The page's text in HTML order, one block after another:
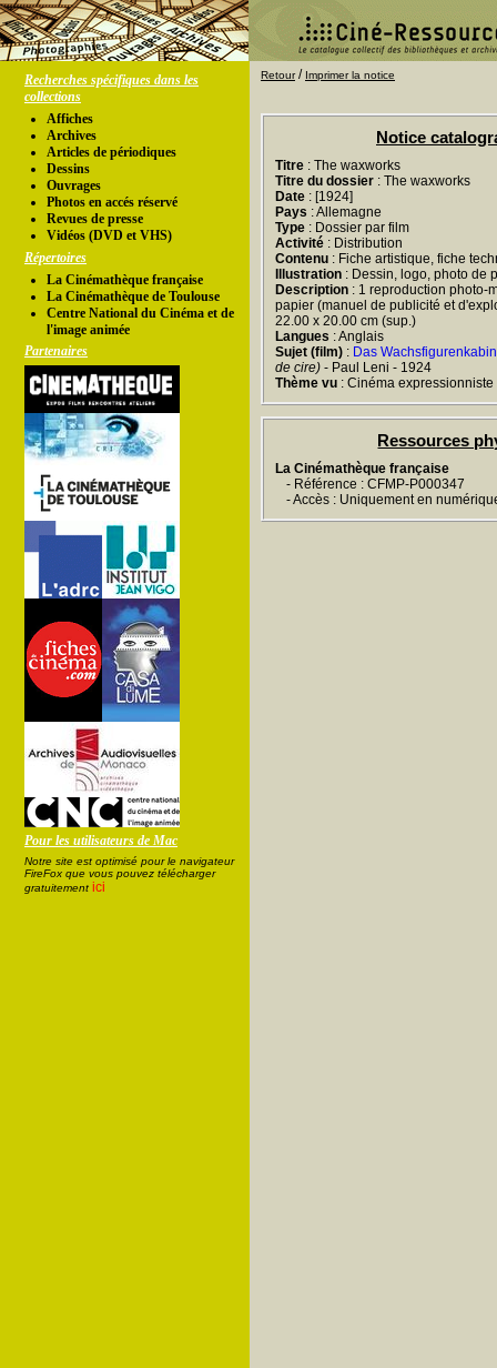
Recherches spécifiques dans les
collections
Affiches
Archives
Articles de périodiques
Dessins
Ouvrages
Photos en accés réservé
Revues de presse
Vidéos (DVD et VHS)
Répertoires
La Cinémathèque française
La Cinémathèque de Toulouse
Centre National du Cinéma et de
l'image animée
Partenaires
Pour les utilisateurs de Mac
Notre site est optimisé pour le navigateur
FireFox que vous pouvez télécharger
gratuitement ici
Retour/ Imprimer la notice
Notice
Titre : The waxworks
Titre du dossier : The waxworks
Date : [1924]
Pays : Allemagne
Type : Dossier par film
Activité : Distribution
Contenu : Fiche artistique, fiche
Illustration : Dessin, logo, photo de
Description : 1 reproduction photo-
papier (manuel de publicité et
22.00 x 20.00 cm (sup.)
Langues : Anglais
Sujet (film) : Das
de cire) - Paul Leni - 1924
Thème vu : Cinéma expressionniste
Ressources
La Cinémathèque française
- Référence : CFMP-P000347
- Accès : Uniquement en